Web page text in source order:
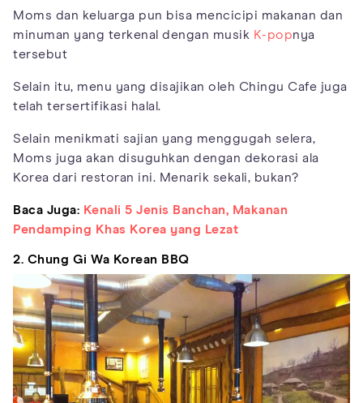
Moms dan keluarga pun bisa mencicipi makanan dan
minuman yang terkenal dengan musik K-popnya
tersebut
Selain itu, menu yang disajikan oleh Chingu Cafe juga
telah tersertifikasi halal.
Selain menikmati sajian yang menggugah selera,
Moms juga akan disuguhkan dengan dekorasi ala
Korea dari restoran ini. Menarik sekali, bukan?
Baca Juga: Kenali 5 Jenis Banchan, Makanan
Pendamping Khas Korea yang Lezat
2. Chung Gi Wa Korean BBQ